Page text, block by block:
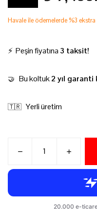
Havale ile ödemelerde %3
⚡ Peşin fiyatına 3 taksit!
🤝 Bu koltuk2 yıl garanti
🇹🇷 Yerli üretim